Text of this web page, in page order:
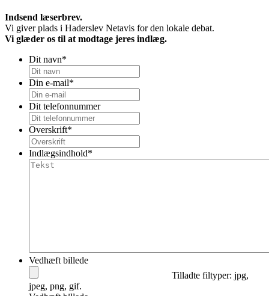
Indsend læserbrev.
Vi giver plads i Haderslev Netavis for den lokale debat.
Vi glæder os til at modtage jeres indlæg.
Dit navn*
Din e-mail*
Dit telefonnummer
Overskrift*
Indlægsindhold*
Vedhæft billede
Tilladte filtyper: jpg,
jpeg, png, gif.